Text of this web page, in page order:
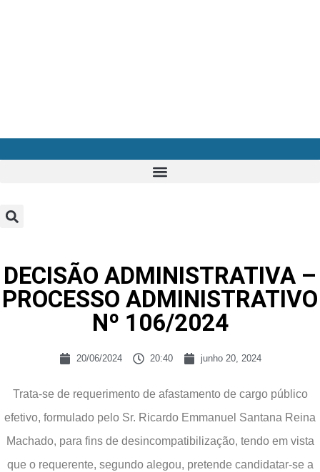
DECISÃO ADMINISTRATIVA –
PROCESSO ADMINISTRATIVO
Nº 106/2024
20/06/2024 20:40 junho 20, 2024
Trata-se de requerimento de afastamento de cargo público
efetivo, formulado pelo Sr. Ricardo Emmanuel Santana Reina
Machado, para fins de desincompatibilização, tendo em vista
que o requerente, segundo alegou, pretende candidatar-se a